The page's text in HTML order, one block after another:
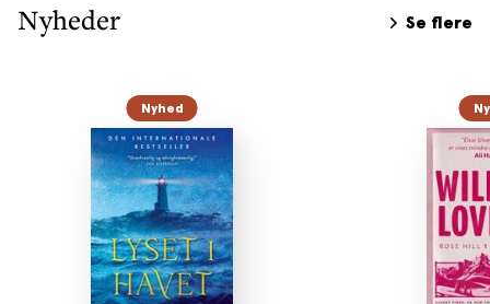
Nyheder Se flere
Nyhed